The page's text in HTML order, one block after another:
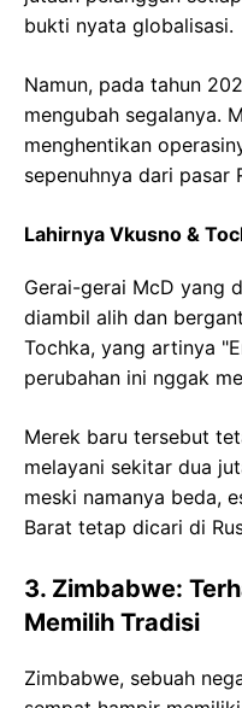
bukti nyata globalisasi.
Namun, pada tahun
mengubah segalanya.
menghentikan
sepenuhnya dari pasar
Lahirnya Vkusno &
Gerai-gerai McD yang
diambil alih dan
Tochka, yang artinya
perubahan ini nggak
Merek baru tersebut
melayani sekitar dua
meski namanya beda,
Barat tetap dicari di
3. Zimbabwe:
Memilih Tradisi
Zimbabwe, sebuah